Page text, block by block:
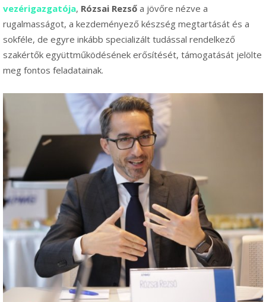
vezérigazgatója, Rózsai Rezső a jövőre nézve a
rugalmasságot, a kezdeményező készség megtartását és a
sokféle, de egyre inkább specializált tudással rendelkező
szakértők együttműködésének erősítését, támogatását jelölte
meg fontos feladatainak.